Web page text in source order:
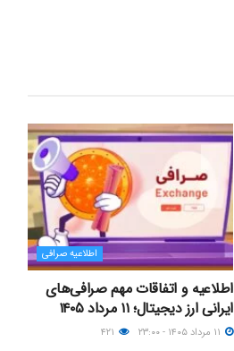
اطلاعیه صرافی
اطلاعیه و اتفاقات مهم صرافی‌های
ایرانی ارز دیجیتال؛ ۱۱ مرداد ۱۴۰۵